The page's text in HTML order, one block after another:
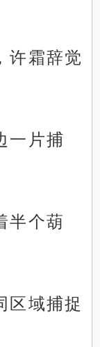
许霜辞觉
一片捕
半个葫
区域捕捉